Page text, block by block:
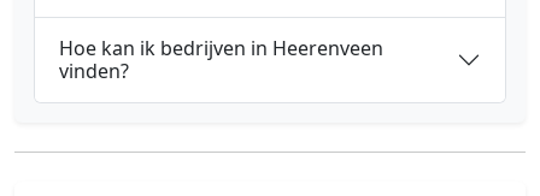
Hoe kan ik bedrijven in Heerenveen
vinden?